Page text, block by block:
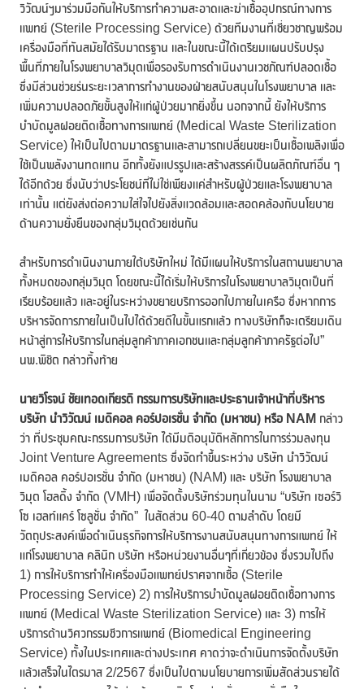
วิวัฒน์ฯมาร่วมมือกันให้บริการทำความสะอาดและฆ่าเชื้ออุปกรณ์ทางการ
แพทย์ (Sterile Processing Service) ด้วยทีมงานที่เชี่ยวชาญพร้อม
เครื่องมือที่ทันสมัยได้รับมาตรฐาน และในขณะนี้ได้เตรียมแผนปรับปรุง
พื้นที่ภายในโรงพยาบาลวิมุตเพื่อรองรับการดำเนินงานเวชภัณฑ์ปลอดเชื้อ
ซึ่งมีส่วนช่วยร่นระยะเวลาการทำงานของฝ่ายสนับสนุนในโรงพยาบาล และ
เพิ่มความปลอดภัยขั้นสูงให้แก่ผู้ป่วยมากยิ่งขึ้น นอกจากนี้ ยังให้บริการ
บำบัดมูลฝอยติดเชื้อทางการแพทย์ (Medical Waste Sterilization
Service) ให้เป็นไปตามมาตรฐานและสามารถเปลี่ยนขยะเป็นเชื้อเพลิงเพื่อ
ใช้เป็นพลังงานทดแทน อีกทั้งยังแปรรูปและสร้างสรรค์เป็นผลิตภัณฑ์อื่น ๆ
ได้อีกด้วย ซึ่งนับว่าประโยชน์ที่ไม่ใช่เพียงแค่สำหรับผู้ป่วยและโรงพยาบาล
เท่านั้น แต่ยังส่งต่อความใส่ใจไปยังสิ่งแวดล้อมและสอดคล้องกับนโยบาย
ด้านความยั่งยืนของกลุ่มวิมุตด้วยเช่นกัน
สำหรับการดำเนินงานภายใต้บริษัทใหม่ ได้มีแผนให้บริการในสถานพยาบาล
ทั้งหมดของกลุ่มวิมุต โดยขณะนี้ได้เริ่มให้บริการในโรงพยาบาลวิมุตเป็นที่
เรียบร้อยแล้ว และอยู่ในระหว่างขยายบริการออกไปภายในเครือ ซึ่งหากการ
บริหารจัดการภายในเป็นไปได้ด้วยดีในขั้นแรกแล้ว ทางบริษัทก็จะเตรียมเดิน
หน้าสู่การให้บริการในกลุ่มลูกค้าภาคเอกชนและกลุ่มลูกค้าภาครัฐต่อไป”
นพ.พิชิต กล่าวทิ้งท้าย
นายวิโรจน์ ชัยเทอดเกียรติ กรรมการบริษัทและประธานเจ้าหน้าที่บริหาร
บริษัท นำวิวัฒน์ เมดิคอล คอร์ปอเรชั่น จำกัด (มหาชน) หรือ NAM กล่าว
ว่า ที่ประชุมคณะกรรมการบริษัท ได้มีมติอนุมัติหลักการในการร่วมลงทุน
Joint Venture Agreements ซึ่งจัดทำขึ้นระหว่าง บริษัท นำวิวัฒน์
เมดิคอล คอร์ปอเรชั่น จำกัด (มหาชน) (NAM) และ บริษัท โรงพยาบาล
วิมุต โฮลดิ้ง จำกัด (VMH) เพื่อจัดตั้งบริษัทร่วมทุนในนาม “บริษัท เซอร์วิ
โซ เฮลท์แคร์ โซลูชั่น จำกัด” ในสัดส่วน 60-40 ตามลำดับ โดยมี
วัตถุประสงค์เพื่อดำเนินธุรกิจการให้บริการงานสนับสนุนทางการแพทย์ ให้
แก่โรงพยาบาล คลินิก บริษัท หรือหน่วยงานอื่นๆที่เกี่ยวข้อง ซึ่งรวมไปถึง
1) การให้บริการทำให้เครื่องมือแพทย์ปราศจากเชื้อ (Sterile
Processing Service) 2) การให้บริการบำบัดมูลฝอยติดเชื้อทางการ
แพทย์ (Medical Waste Sterilization Service) และ 3) การให้
บริการด้านวิศวกรรมชีวการแพทย์ (Biomedical Engineering
Service) ทั้งในประเทศและต่างประเทศ คาดว่าจะดำเนินการจัดตั้งบริษัท
แล้วเสร็จในไตรมาส 2/2567 ซึ่งเป็นไปตามนโยบายการเพิ่มสัดส่วนรายได้